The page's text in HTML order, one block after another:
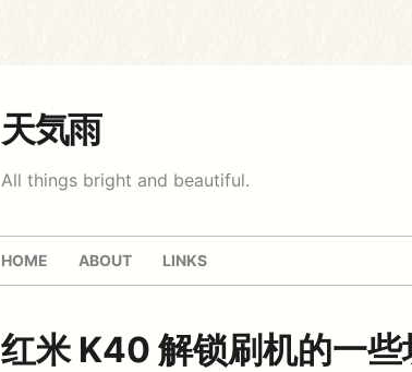
天気雨
All things bright and beautiful.
HOME ABOUT LINKS
红米 K40 解锁刷机的一些